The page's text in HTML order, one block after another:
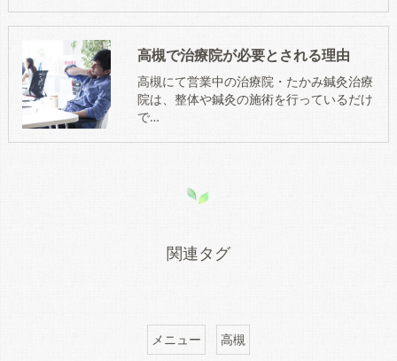
高槻で治療院が必要とされる理由
高槻にて営業中の治療院・たかみ鍼灸治療
院は、整体や鍼灸の施術を行っているだけ
で…
関連タグ
メニュー 高槻